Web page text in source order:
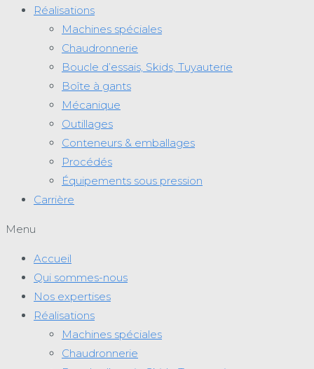
Réalisations
Machines spéciales
Chaudronnerie
Boucle d’essais, Skids, Tuyauterie
Boîte à gants
Mécanique
Outillages
Conteneurs & emballages
Procédés
Équipements sous pression
Carrière
Menu
Accueil
Qui sommes-nous
Nos expertises
Réalisations
Machines spéciales
Chaudronnerie